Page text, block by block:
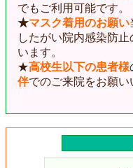
でもご利用可能です。
★マスク着用のお願い
したがい院内感染防
います。
★高校生以下の患者様
伴でのご来院をお願い